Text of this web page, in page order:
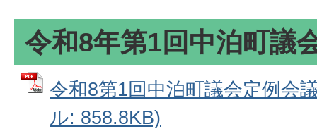
令和8年第1回中泊町議
令和8第1回中泊町議会定例会
ル: 858.8KB)